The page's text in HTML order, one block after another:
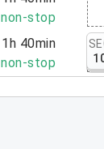
non-stop
1h 40min
non-stop